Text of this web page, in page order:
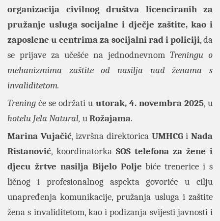
organizacija civilnog društva licenciranih za
pružanje usluga socijalne i dječje zaštite, kao i
zaposlene u centrima za socijalni rad i policiji, da
se prijave za učešće na jednodnevnom Treningu o
mehanizmima zaštite od nasilja nad ženama s
invaliditetom.
Treningće se održati u utorak, 4. novembra 2025, u
hotelu Jela Natural, uRožajama.
Marina Vujačić, izvršna direktorica UMHCGiNada
Ristanović, koordinatorka SOS telefona za žene i
djecu žrtve nasilja Bijelo Polje biće trenerice i s
ličnog i profesionalnog aspekta govoriće u cilju
unapređenja komunikacije, pružanja usluga i zaštite
žena s invaliditetom, kao i podizanja svijesti javnosti i